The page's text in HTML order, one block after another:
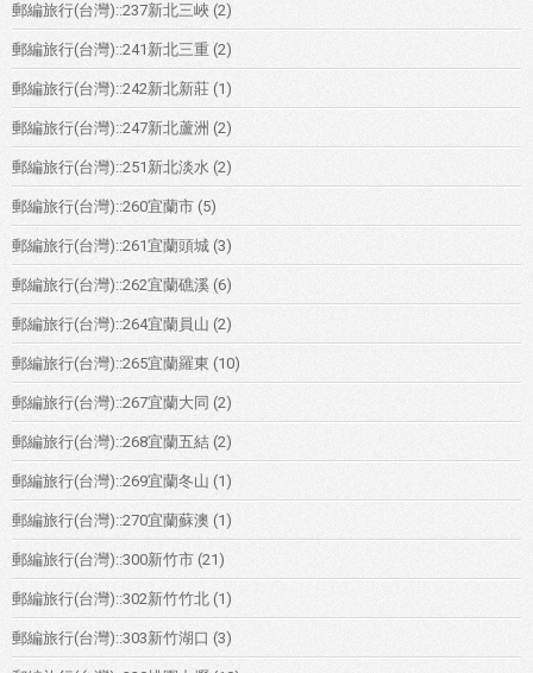
郵編旅行(台灣)::237新北三峽 (2)
郵編旅行(台灣)::241新北三重 (2)
郵編旅行(台灣)::242新北新莊 (1)
郵編旅行(台灣)::247新北蘆洲 (2)
郵編旅行(台灣)::251新北淡水 (2)
郵編旅行(台灣)::260宜蘭市 (5)
郵編旅行(台灣)::261宜蘭頭城 (3)
郵編旅行(台灣)::262宜蘭礁溪 (6)
郵編旅行(台灣)::264宜蘭員山 (2)
郵編旅行(台灣)::265宜蘭羅東 (10)
郵編旅行(台灣)::267宜蘭大同 (2)
郵編旅行(台灣)::268宜蘭五結 (2)
郵編旅行(台灣)::269宜蘭冬山 (1)
郵編旅行(台灣)::270宜蘭蘇澳 (1)
郵編旅行(台灣)::300新竹市 (21)
郵編旅行(台灣)::302新竹竹北 (1)
郵編旅行(台灣)::303新竹湖口 (3)